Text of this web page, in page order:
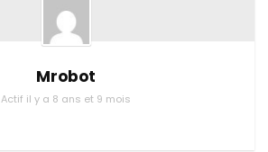
Mrobot
Actif il y a 8 ans et 9 mois